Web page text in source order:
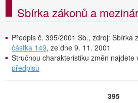
Sbírka zákonů a
Předpis č. 395/2001 Sb., zdroj: Sbírka
částka 149, ze dne 9. 11. 2001
Stručnou charakteristiku změn najdete
předpisu
395